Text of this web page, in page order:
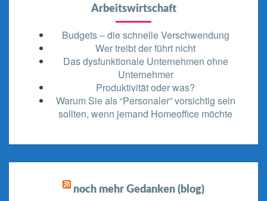
Arbeitswirtschaft
Budgets – die schnelle Verschwendung
Wer treibt der führt nicht
Das dysfunktionale Unternehmen ohne
Unternehmer
Produktivität oder was?
Warum Sie als “Personaler” vorsichtig sein
sollten, wenn jemand Homeoffice möchte
noch mehr Gedanken (blog)